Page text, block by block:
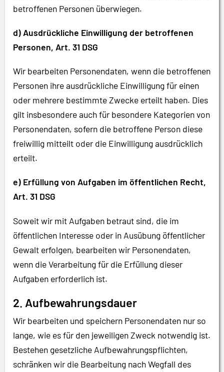
betroffenen Personen überwiegen.
d) Ausdrückliche Einwilligung der betroffenen
Personen, Art. 31 DSG
Wir bearbeiten Personendaten, wenn die betroffenen
Personen ihre ausdrückliche Einwilligung für einen
oder mehrere bestimmte Zwecke erteilt haben. Dies
gilt insbesondere auch für besondere Kategorien von
Personendaten, sofern die betroffene Person diese
freiwillig mitteilt oder die Einwilligung ausdrücklich
erteilt.
e) Erfüllung von Aufgaben im öffentlichen Recht,
Art. 31 DSG
Soweit wir mit Aufgaben betraut sind, die im
öffentlichen Interesse oder in Ausübung öffentlicher
Gewalt erfolgen, bearbeiten wir Personendaten,
wenn die Verarbeitung für die Erfüllung dieser
Aufgaben erforderlich ist.
2. Aufbewahrungsdauer
Wir bearbeiten und speichern Personendaten nur so
lange, wie es für den jeweiligen Zweck notwendig ist.
Bestehen gesetzliche Aufbewahrungspflichten,
schränken wir die Bearbeitung nach Wegfall des